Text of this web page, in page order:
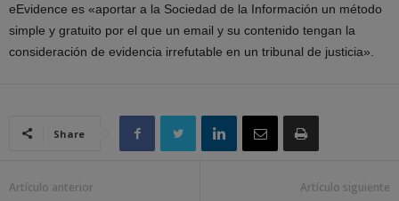
eEvidence es «aportar a la Sociedad de la Información un método
simple y gratuito por el que un email y su contenido tengan la
consideración de evidencia irrefutable en un tribunal de justicia».
Share
Artículo anterior Artículo siguiente